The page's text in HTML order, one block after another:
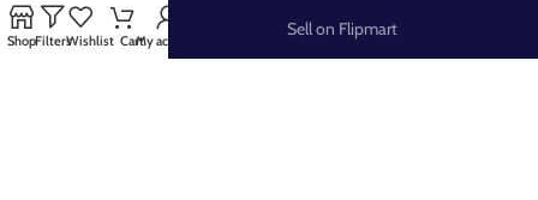
FB Group
Sell on Flipmart
ShopFiltersWishlist CartMy account